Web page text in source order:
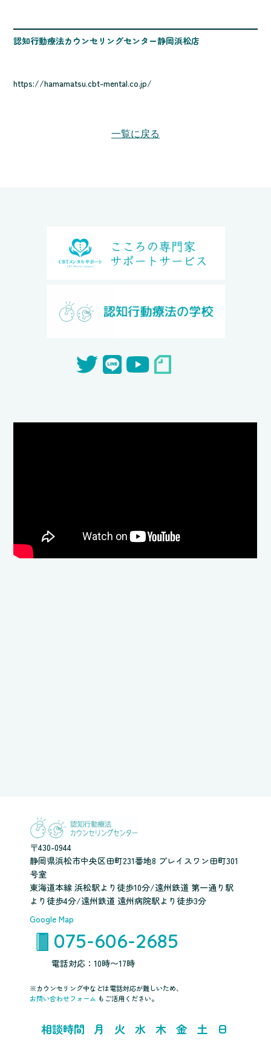
認知行動療法カウンセリングセンター静岡浜松店
https://hamamatsu.cbt-mental.co.jp/
一覧に戻る
〒430-0944
静岡県浜松市中央区田町231番地8 プレイスワン田町301
号室
東海道本線 浜松駅より徒歩10分/遠州鉄道 第一通り駅
より徒歩4分/遠州鉄道 遠州病院駅より徒歩3分
Google Map
075-606-2685
電話対応：10時〜17時
※カウンセリング中などは電話対応が難しいため、
お問い合わせフォーム もご活用ください。
相談時間 月 火 水 木 金 土 日